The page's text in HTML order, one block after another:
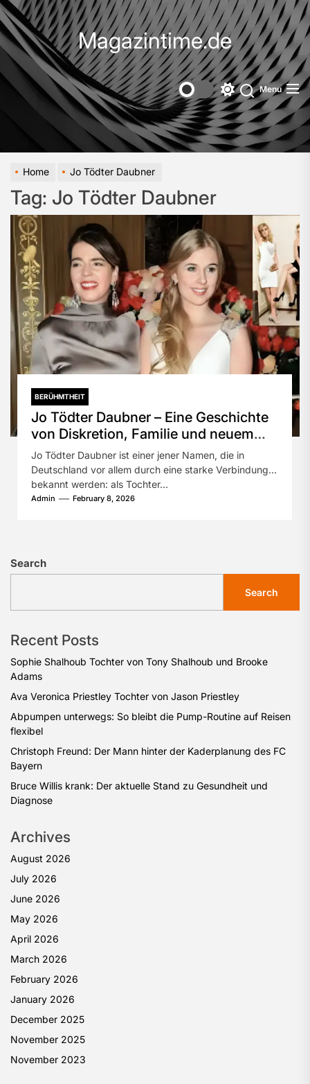
Skip
to
the
content
Magazintime.de
Switch
color
mode
Menu
Home Jo Tödter Daubner
Tag: Jo Tödter Daubner
BERÜHMTHEIT
Jo Tödter Daubner – Eine Geschichte
von Diskretion, Familie und neuem
Glück
Jo Tödter Daubner ist einer jener Namen, die in
Deutschland vor allem durch eine starke Verbindung
bekannt werden: als Tochter...
Admin February 8, 2026
Search
Search
Recent Posts
Sophie Shalhoub Tochter von Tony Shalhoub und Brooke
Adams
Ava Veronica Priestley Tochter von Jason Priestley
Abpumpen unterwegs: So bleibt die Pump-Routine auf Reisen
flexibel
Christoph Freund: Der Mann hinter der Kaderplanung des FC
Bayern
Bruce Willis krank: Der aktuelle Stand zu Gesundheit und
Diagnose
Archives
August 2026
July 2026
June 2026
May 2026
April 2026
March 2026
February 2026
January 2026
December 2025
November 2025
November 2023